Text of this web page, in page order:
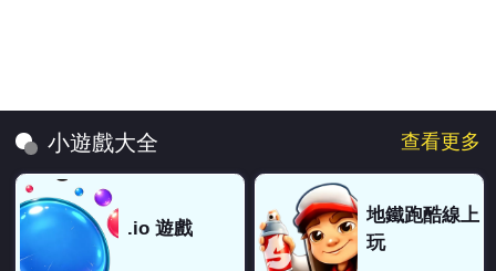
小遊戲大全 查看更多
.io 遊戲
地鐵跑酷線上
玩